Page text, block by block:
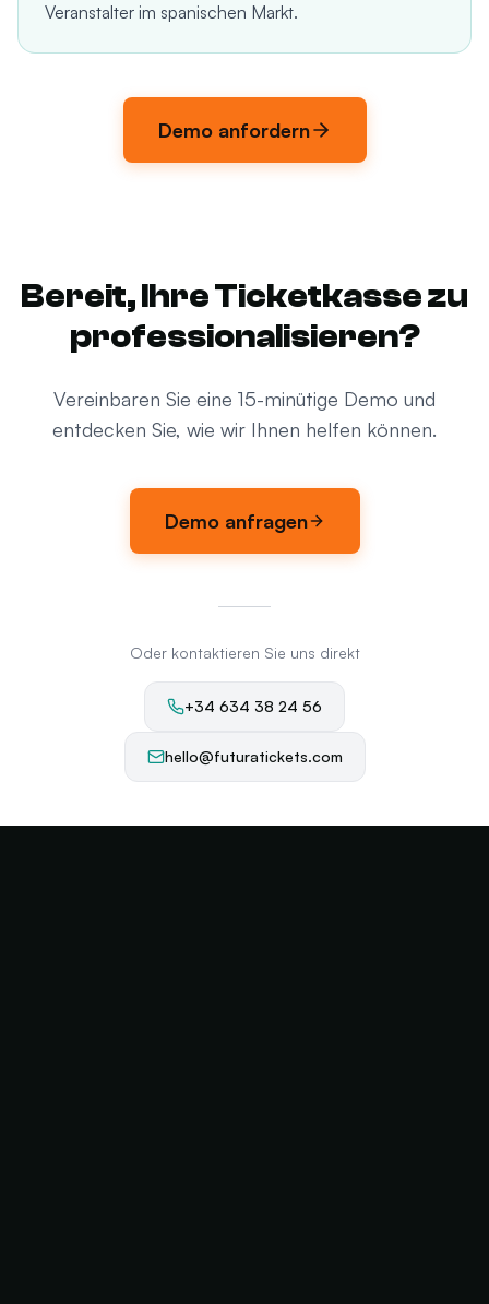
Veranstalter im spanischen Markt.
Demo anfordern
Bereit, Ihre Ticketkasse zu
professionalisieren?
Vereinbaren Sie eine 15-minütige Demo und
entdecken Sie, wie wir Ihnen helfen können.
Demo anfragen
Oder kontaktieren Sie uns direkt
+34 634 38 24 56
hello@futuratickets.com